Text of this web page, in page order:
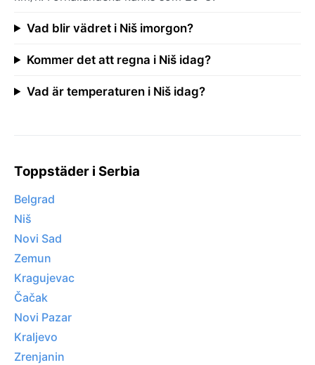
Vad blir vädret i Niš imorgon?
Kommer det att regna i Niš idag?
Vad är temperaturen i Niš idag?
Toppstäder i Serbia
Belgrad
Niš
Novi Sad
Zemun
Kragujevac
Čačak
Novi Pazar
Kraljevo
Zrenjanin